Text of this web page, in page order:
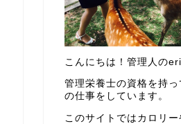
こんにちは！管理人の
管理栄養士の資格を持
の仕事をしています。
このサイトではカロリ